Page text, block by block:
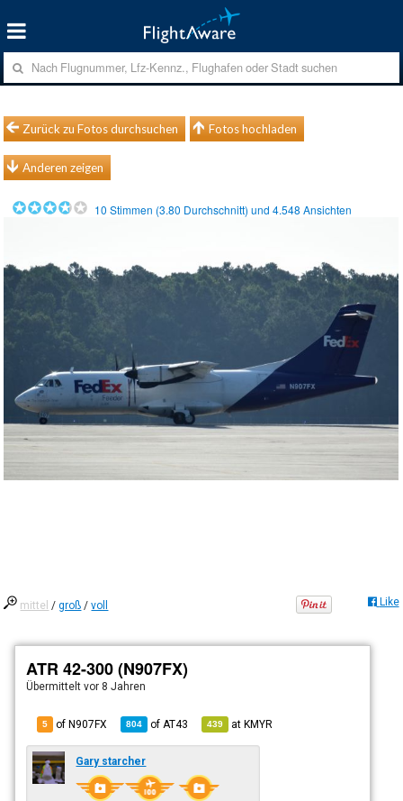
Zurück zu Fotos durchsuchen Fotos hochladen
Anderen zeigen
10 Stimmen (3.80 Durchschnitt) und4.548 Ansichten
mittel /groß /voll Like
ATR 42-300 (N907FX)
Übermitteltvor 8 Jahren
5 of N907FX 804 of AT43 439 atKMYR
Gary starcher